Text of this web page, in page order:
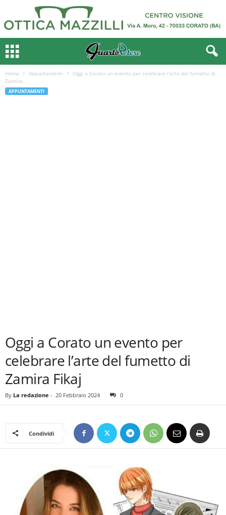
Home Appuntamenti
Oggi a Corato un evento per celebrare l’arte del fumetto di
Zamira...
APPUNTAMENTI
Oggi a Corato un evento per
celebrare l’arte del fumetto di
Zamira Fikaj
By La redazione - 20 Febbraio 2024 0
Condividi